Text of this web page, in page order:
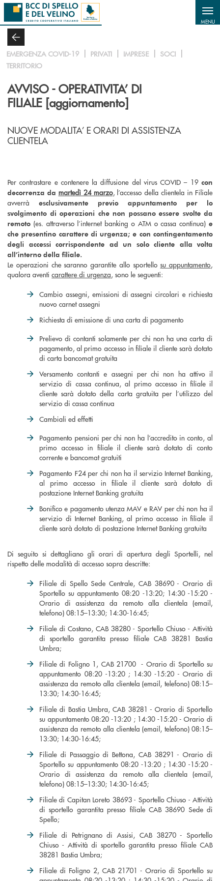
Salta al contenuto principale
MENU
EMERGENZA COVID-19 PRIVATI IMPRESE
SOCI
TERRITORIO
AVVISO - OPERATIVITA’ DI
FILIALE [aggiornamento]
NUOVE MODALITA’ E ORARI DI ASSISTENZA
CLIENTELA
Per contrastare e contenere la diffusione del virus COVID – 19 con
decorrenza da martedì 24 marzo, l’accesso della clientela in Filiale
avverrà esclusivamente previo appuntamento per lo
svolgimento di operazioni che non possano essere svolte da
remoto (es. attraverso l’internet banking o ATM o cassa continua) e
che presentino carattere di urgenza; e con contingentamento
degli accessi corrispondente ad un solo cliente alla volta
all’interno della filiale.
Le operazioni che saranno garantite allo sportellosu appuntamento,
qualora aventi carattere di urgenza, sono le seguenti:
Cambio assegni, emissioni di assegni circolari e richiesta
nuovo carnet assegni
Richiesta di emissione di una carta di pagamento
Prelievo di contanti solamente per chi non ha una carta di
pagamento, al primo accesso in filiale il cliente sarà dotato
di carta bancomat gratuita
Versamento contanti e assegni per chi non ha attivo il
servizio di cassa continua, al primo accesso in filiale il
cliente sarà dotato della carta gratuita per l’utilizzo del
servizio di cassa continua
Cambiali ed effetti
Pagamento pensioni per chi non ha l’accredito in conto, al
primo accesso in filiale il cliente sarà dotato di conto
corrente e bancomat gratuiti
Pagamento F24 per chi non ha il servizio Internet Banking,
al primo accesso in filiale il cliente sarà dotato di
postazione Internet Banking gratuita
Bonifico e pagamento utenza MAV e RAV per chi non ha il
servizio di Internet Banking, al primo accesso in filiale il
cliente sarà dotato di postazione Internet Banking gratuita
Di seguito si dettagliano gli orari di apertura degli Sportelli, nel
rispetto delle modalità di accesso sopra descritte:
Filiale di Spello Sede Centrale, CAB 38690 - Orario di
Sportello su appuntamento 08:20 -13:20; 14:30 -15:20 -
Orario di assistenza da remoto alla clientela (email,
telefono) 08:15–13:30; 14:30-16:45;
Filiale di Costano, CAB 38280 - Sportello Chiuso - Attività
di sportello garantita presso filiale CAB 38281 Bastia
Umbra;
Filiale di Foligno 1, CAB 21700 - Orario di Sportello su
appuntamento 08:20 -13:20 ; 14:30 -15:20 - Orario di
assistenza da remoto alla clientela (email, telefono) 08:15–
13:30; 14:30-16:45;
Filiale di Bastia Umbra, CAB 38281 - Orario di Sportello
su appuntamento 08:20 -13:20 ; 14:30 -15:20 - Orario di
assistenza da remoto alla clientela (email, telefono) 08:15–
13:30; 14:30-16:45;
Filiale di Passaggio di Bettona, CAB 38291 - Orario di
Sportello su appuntamento 08:20 -13:20 ; 14:30 -15:20 -
Orario di assistenza da remoto alla clientela (email,
telefono) 08:15–13:30; 14:30-16:45;
Filiale di Capitan Loreto 38693 - Sportello Chiuso - Attività
di sportello garantita presso filiale CAB 38690 Sede di
Spello;
Filiale di Petrignano di Assisi, CAB 38270 - Sportello
Chiuso - Attività di sportello garantita presso filiale CAB
38281 Bastia Umbra;
Filiale di Foligno 2, CAB 21701 - Orario di Sportello su